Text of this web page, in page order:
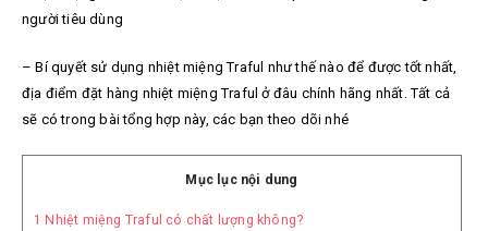
người tiêu dùng
– Bí quyết sử dụng nhiệt miệng Traful như thế nào để được tốt nhất,
địa điểm đặt hàng nhiệt miệng Traful ở đâu chính hãng nhất. Tất cả
sẽ có trong bài tổng hợp này, các bạn theo dõi nhé
Mục lục nội dung
1 Nhiệt miệng Traful có chất lượng không?